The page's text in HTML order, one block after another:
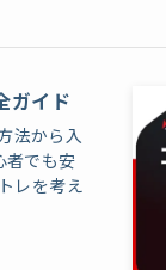
ガイド
法から入
者でも安
レを考え